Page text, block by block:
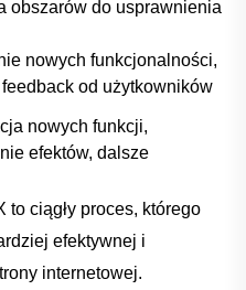
obszarów do usprawnienia
nowych funkcjonalności,
od użytkowników
nowych funkcji,
efektów, dalsze
ciągły proces, którego
efektywnej‌ i
internetowej.